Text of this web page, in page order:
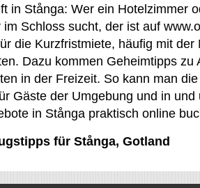
in Stånga: Wer ein Hotelzimmer
Schloss sucht, der ist auf
die Kurzfristmiete, häufig mit der
Dazu kommen Geheimtipps zu
in der Freizeit. So kann man die
Gäste der Umgebung und in und
in Stånga praktisch online
für Stånga, Gotland